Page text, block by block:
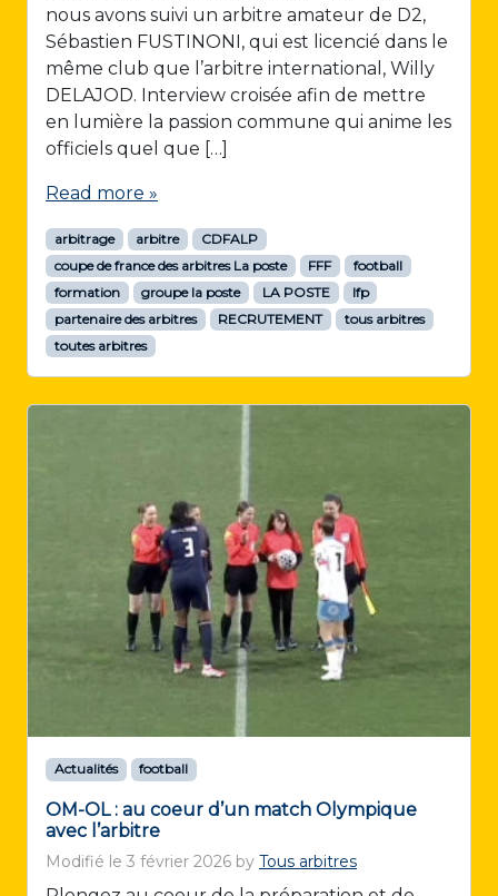
nous avons suivi un arbitre amateur de D2,
Sébastien FUSTINONI, qui est licencié dans le
même club que l’arbitre international, Willy
DELAJOD. Interview croisée afin de mettre
en lumière la passion commune qui anime les
officiels quel que […]
Read more »
arbitrage arbitre
CDFALP
coupe de france des arbitres La poste
FFF
football
formation
groupe la poste LA POSTE
lfp
partenaire des arbitres
RECRUTEMENT
tous arbitres
toutes arbitres
Actualités football
OM-OL : au coeur d’un match Olympique
avec l’arbitre
Modifié le 3 février 2026 by Tous arbitres